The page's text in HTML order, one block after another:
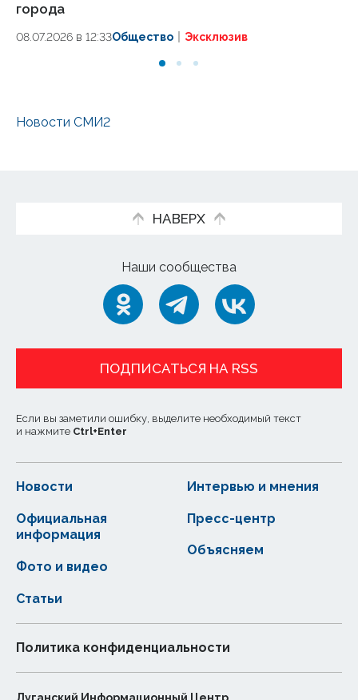
города
08.07.2026 в 12:33Общество Эксклюзив
Новости СМИ2
НАВЕРХ
Наши сообщества
ПОДПИСАТЬСЯ НА RSS
Если вы заметили ошибку, выделите необходимый текст
и нажмите Ctrl+Enter
Новости
Статьи
Официальная
информация
Интервью и мнения
Фото и видео
Пресс-центр
Объясняем
Политика конфиденциальности